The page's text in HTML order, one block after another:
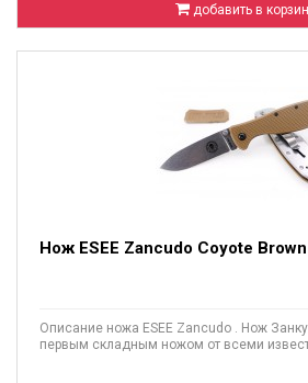
добавить в
Нож ESEE Zancudo Coyote Brown
Описание ножа ESEE Zancudo . Нож
первым складным ножом от всеми